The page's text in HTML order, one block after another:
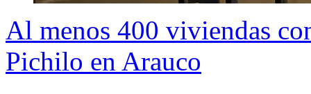
Al menos 400 viviendas
Pichilo en Arauco